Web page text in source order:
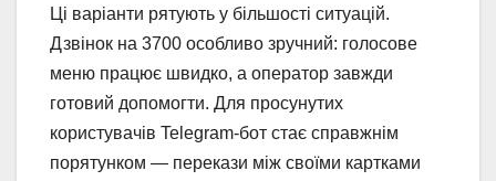
Ці варіанти рятують у більшості ситуацій.
Дзвінок на 3700 особливо зручний: голосове
меню працює швидко, а оператор завжди
готовий допомогти. Для просунутих
користувачів Telegram-бот стає справжнім
порятунком — перекази між своїми картками